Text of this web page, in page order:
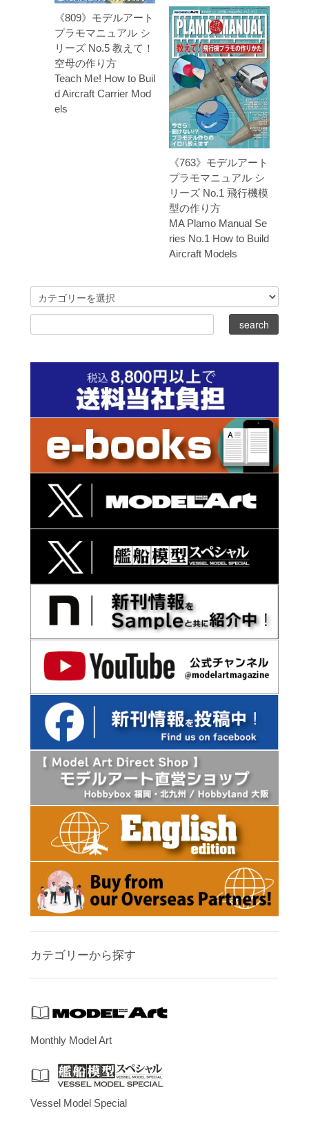
《809》モデルアート
プラモマニュアル シ
リーズ No.5 教えて！
空母の作り方
Teach Me! How to Buil
d Aircraft Carrier Mod
els
《763》モデルアート
プラモマニュアル シ
リーズ No.1 飛行機模
型の作り方
MA Plamo Manual Se
ries No.1 How to Build
Aircraft Models
カテゴリーから探す
Monthly Model Art
Vessel Model Special